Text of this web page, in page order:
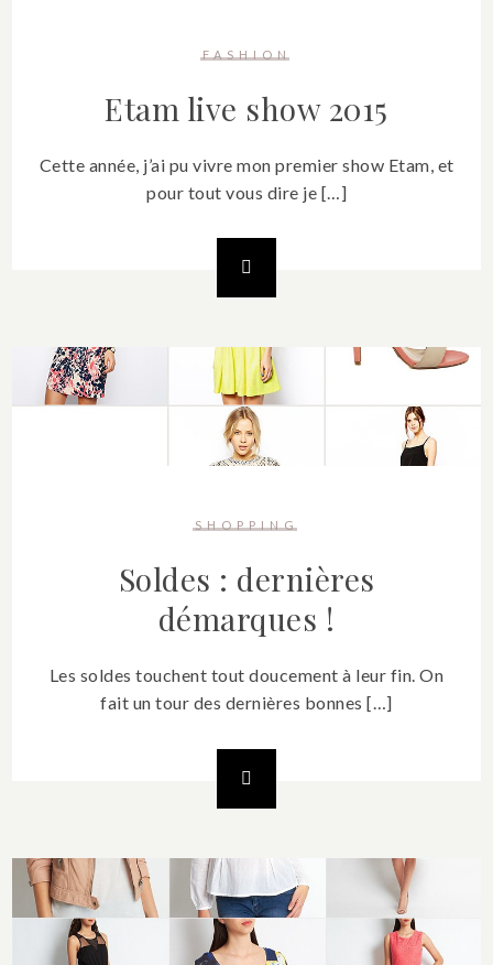
FASHION
Etam live show 2015
Cette année, j’ai pu vivre mon premier show Etam, et
pour tout vous dire je […]
SHOPPING
Soldes : dernières
démarques !
Les soldes touchent tout doucement à leur fin. On
fait un tour des dernières bonnes […]